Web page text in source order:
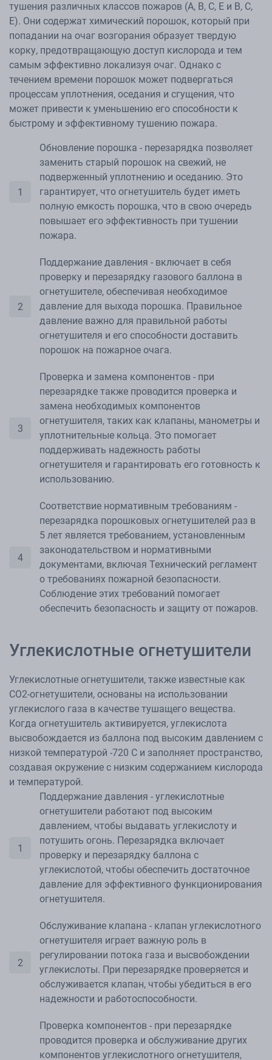
тушения различных классов пожаров (А, В, С, Е и В, С,
Е). Они содержат химический порошок, который при
попадании на очаг возгорания образует твердую
корку, предотвращающую доступ кислорода и тем
самым эффективно локализуя очаг. Однако с
течением времени порошок может подвергаться
процессам уплотнения, оседания и сгущения, что
может привести к уменьшению его способности к
быстрому и эффективному тушению пожара.
Обновление порошка - перезарядка позволяет
заменить старый порошок на свежий, не
подверженный уплотнению и оседанию. Это
гарантирует, что огнетушитель будет иметь
полную емкость порошка, что в свою очередь
повышает его эффективность при тушении
пожара.
Поддержание давления - включает в себя
проверку и перезарядку газового баллона в
огнетушителе, обеспечивая необходимое
давление для выхода порошка. Правильное
давление важно для правильной работы
огнетушителя и его способности доставить
порошок на пожарное очага.
Проверка и замена компонентов - при
перезарядке также проводится проверка и
замена необходимых компонентов
огнетушителя, таких как клапаны, манометры и
уплотнительные кольца. Это помогает
поддерживать надежность работы
огнетушителя и гарантировать его готовность к
использованию.
Соответствие нормативным требованиям -
перезарядка порошковых огнетушителей раз в
5 лет является требованием, установленным
законодательством и нормативными
документами, включая Технический регламент
о требованиях пожарной безопасности.
Соблюдение этих требований помогает
обеспечить безопасность и защиту от пожаров.
Углекислотные огнетушители
Углекислотные огнетушители, также известные как
CO2-огнетушители, основаны на использовании
углекислого газа в качестве тушащего вещества.
Когда огнетушитель активируется, углекислота
высвобождается из баллона под высоким давлением с
низкой температурой -720 С и заполняет пространство,
создавая окружение с низким содержанием кислорода
и температурой.
Поддержание давления - углекислотные
огнетушители работают под высоким
давлением, чтобы выдавать углекислоту и
потушить огонь. Перезарядка включает
проверку и перезарядку баллона с
углекислотой, чтобы обеспечить достаточное
давление для эффективного функционирования
огнетушителя.
Обслуживание клапана - клапан углекислотного
огнетушителя играет важную роль в
регулировании потока газа и высвобождении
углекислоты. При перезарядке проверяется и
обслуживается клапан, чтобы убедиться в его
надежности и работоспособности.
Проверка компонентов - при перезарядке
проводится проверка и обслуживание других
компонентов углекислотного огнетушителя,